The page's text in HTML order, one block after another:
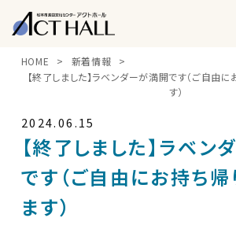
HOME
新着情報
【終了しました】ラベンダーが満開です（ご自由
す）
2024.06.15
【終了しました】ラベン
です（ご自由にお持ち
ます）